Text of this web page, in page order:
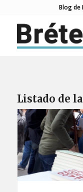
Blog de
Listado de